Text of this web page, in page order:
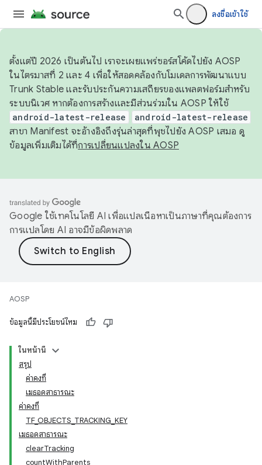
ลงชื่อเข้าใช้
ตั้งแต่ปี 2026 เป็นต้นไป เราจะเผยแพร่ซอร์สโค้ดไปยัง AOSP
ในไตรมาสที่ 2 และ 4 เพื่อให้สอดคล้องกับโมเดลการพัฒนาแบบ
Trunk Stable และรับประกันความเสถียรของแพลตฟอร์มสำหรับ
ระบบนิเวศ หากต้องการสร้างและมีส่วนร่วมใน AOSP ให้ใช้
android-latest-release android-latest-release
สาขา Manifest จะอ้างอิงถึงรุ่นล่าสุดที่พุชไปยัง AOSP เสมอ ดู
ข้อมูลเพิ่มเติมได้ที่การเปลี่ยนแปลงใน AOSP
Google ใช้เทคโนโลยี AI เพื่อแปลเนื้อหาเป็นภาษาที่คุณต้องการ
การแปลโดย AI อาจมีข้อผิดพลาด
AOSP
ข้อมูลนี้มีประโยชน์ไหม
ในหน้านี้
สรุป
ค่าคงที่
เมธอดสาธารณะ
ค่าคงที่
TF_OBJECTS_TRACKING_KEY
เมธอดสาธารณะ
clearTracking
countWithParents